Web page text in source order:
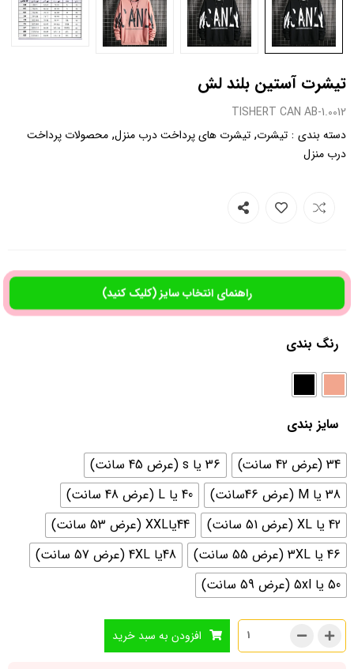
تیشرت آستین بلند لش
0012.TISHERT CAN AB-1
دسته بندی : تیشرت, تیشرت های پرداخت درب منزل, محصولات پرداخت
درب منزل
راهنمای انتخاب سایز (کلیک کنید)
رنگ بندی
سایز بندی
34 (عرض 42 سانت)
36 یا s (عرض 45 سانت)
38 یا M (عرض 46سانت)
40 یا L (عرض 48 سانت)
42 یا XL (عرض 51 سانت)
44یاXXL (عرض 53 سانت)
46 یا 3XL (عرض 55 سانت)
48یا 4XL (عرض 57 سانت)
50 یا 5xl (عرض 59 سانت)
افزودن به سبد خرید